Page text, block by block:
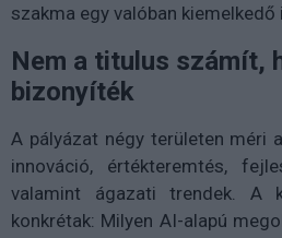
szakma egy valóban
Nem a titulus számít,
bizonyíték
A pályázat négy területen méri
innováció, értékteremtés,
valamint ágazati trendek. A
konkrétak: Milyen AI-alapú